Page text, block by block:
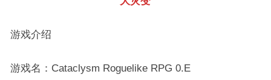
游戏介绍
游戏名：Cataclysm Roguelike RPG 0.E